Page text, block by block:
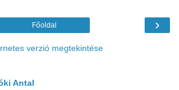
›
Főoldal
verzió megtekintése
Antal